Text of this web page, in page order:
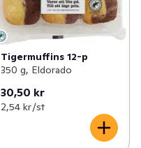
Tigermuffins 12-p
350 g, Eldorado
30,50 kr
2,54 kr /st